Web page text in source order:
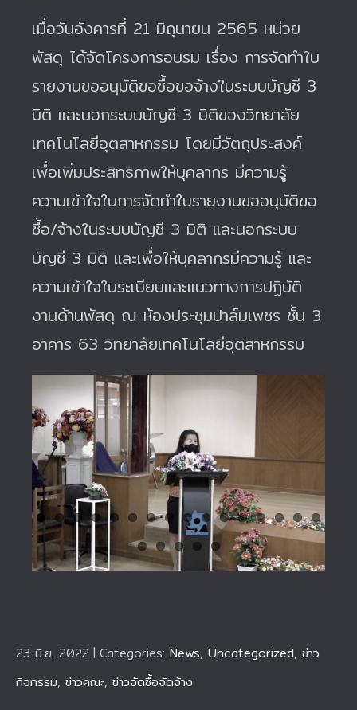
เมื่อวันอังคารที่ 21 มิถุนายน 2565 หน่วย
พัสดุ ได้จัดโครงการอบรม เรื่อง การจัดทำใบ
รายงานขออนุมัติขอซื้อขอจ้างในระบบบัญชี 3
มิติ และนอกระบบบัญชี 3 มิติของวิทยาลัย
เทคโนโลยีอุตสาหกรรม โดยมีวัตถุประสงค์
เพื่อเพิ่มประสิทธิภาพให้บุคลากร มีความรู้
ความเข้าใจในการจัดทำใบรายงานขออนุมัติขอ
ซื้อ/จ้างในระบบบัญชี 3 มิติ และนอกระบบ
บัญชี 3 มิติ และเพื่อให้บุคลากรมีความรู้ และ
ความเข้าใจในระเบียบและแนวทางการปฏิบัติ
งานด้านพัสดุ ณ ห้องประชุมปาล์มเพชร ชั้น 3
อาคาร 63 วิทยาลัยเทคโนโลยีอุตสาหกรรม
23 มิ.ย. 2022 | Categories: News, Uncategorized, ข่าว
กิจกรรม, ข่าวคณะ, ข่าวจัดซื้อจัดจ้าง